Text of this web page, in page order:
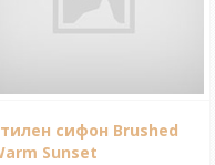
сифон Brushed
Sunset